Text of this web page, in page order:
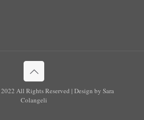
All Rights Reserved | Design by Sara
Colangeli